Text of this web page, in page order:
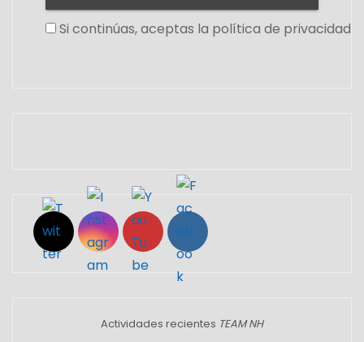
Si continúas, aceptas la política de privacidad
Actividades recientes TEAM NH